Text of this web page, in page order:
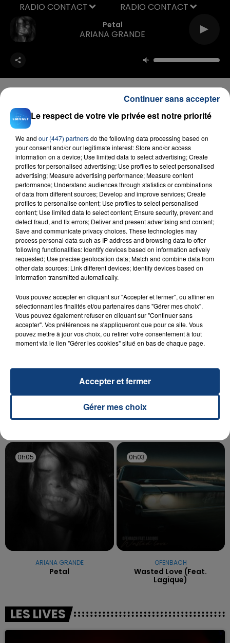
Petal
ARIANA GRANDE
RADIO CONTACT
FIL D'ACTU
23 juillet 2026
INCENDIE MORTEL À LENS : UNE FEMME ET
SON BÉBÉ ENTRE LA VIE ET LA...
Un homme s'est immolé par le feu après avoir
aspergé sa compagne et leur bébé de trois mois
UNE ADOLESCENTE DEVANT SE FAIRE
OPÉRER DE LA CHEVILLE RESSORT DE LA...
La famille a porté plainte contre la clinique qui a
reconnu sa responsabilité et présenté ses
excuses.
TITRES DIFFUSÉS
0h05
0h05
ARIANA GRANDE
Petal
0h03
0h03
OFENBACH
Wasted Love (feat.
Lagique)
LES LIVES
Le respect de votre vie privée est notre priorité
We and our (447) partnersdo the following data processing based on
your consent and/or our legitimate interest: Store and/or access
information on a device; Use limited data to select advertising; Create
profiles for personalised advertising; Use profiles to select personalised
advertising; Measure advertising performance; Measure content
performance; Understand audiences through statistics or combinations
of data from different sources; Develop and improve services; Create
profiles to personalise content; Use profiles to select personalised
content; Use limited data to select content; Ensure security, prevent and
detect fraud, and fix errors; Deliver and present advertising and content;
Save and communicate privacy choices. These technologies may
process personal data such as IP address and browsing data to offer
following functionalities: Identify devices based on information actively
requested; Use precise geolocation data; Match and combine data from
other data sources; Link different devices; Identify devices based on
information transmitted automatically.
Vous pouvez accepter en cliquant sur "Accepter et fermer", ou affiner en
sélectionnant les finalités et/ou partenaires dans "Gérer mes choix".
Vous pouvez également refuser en cliquant sur "Continuer sans
accepter". Vos préférences ne s'appliqueront que pour ce site. Vous
pouvez mettre à jour vos choix, ou retirer votre consentement à tout
moment via le lien "Gérer les cookies" situé en bas de chaque page.
Gérer mes choix
Accepter et fermer
Continuer sans accepter